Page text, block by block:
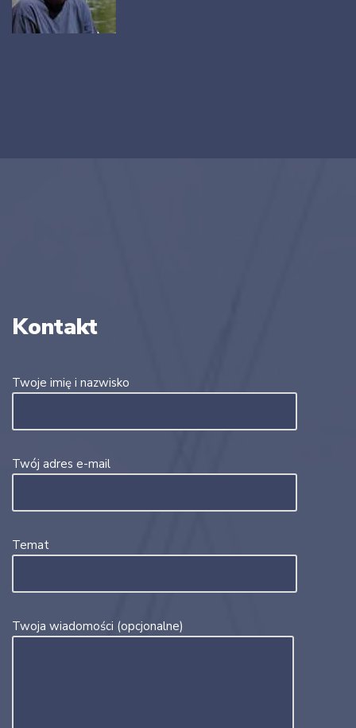
Kontakt
Twoje imię i nazwisko
Twój adres e-mail
Temat
Twoja wiadomości (opcjonalne)